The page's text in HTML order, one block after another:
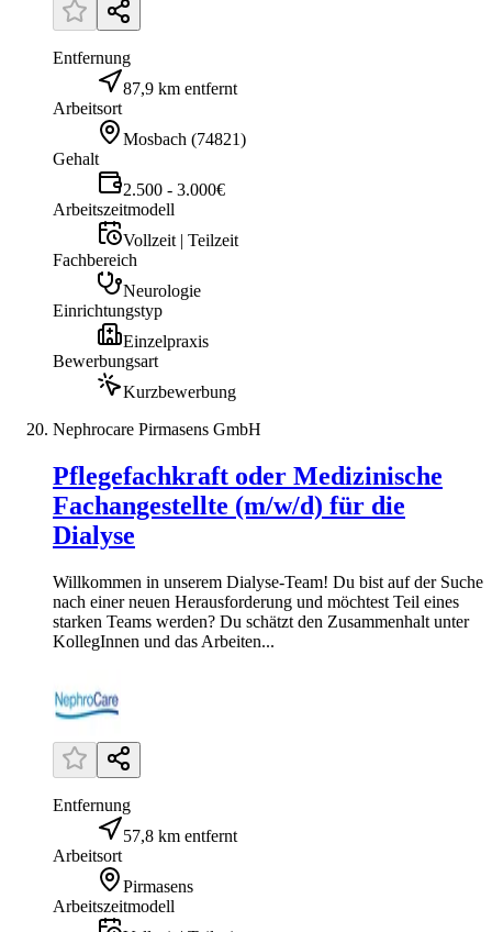
Entfernung
87,9 km entfernt
Arbeitsort
Mosbach (74821)
Gehalt
2.500 - 3.000€
Arbeitszeitmodell
Vollzeit | Teilzeit
Fachbereich
Neurologie
Einrichtungstyp
Einzelpraxis
Bewerbungsart
Kurzbewerbung
Nephrocare Pirmasens GmbH
Pflegefachkraft oder Medizinische
Fachangestellte (m/w/d) für die
Dialyse
Willkommen in unserem Dialyse-Team! Du bist auf der Suche
nach einer neuen Herausforderung und möchtest Teil eines
starken Teams werden? Du schätzt den Zusammenhalt unter
KollegInnen und das Arbeiten...
Entfernung
57,8 km entfernt
Arbeitsort
Pirmasens
Arbeitszeitmodell